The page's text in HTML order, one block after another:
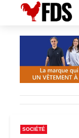
SOCIÉTÉ